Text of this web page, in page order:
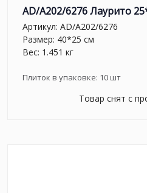
AD/A202/6276 Лаурито
Артикул: AD/A202/6276
Размер: 40*25 см
Вес: 1.451 кг
Плиток в упаковке: 10шт
Товар снят с